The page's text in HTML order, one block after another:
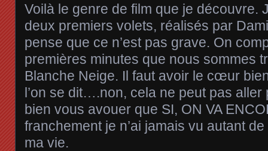
Voilà le genre de film que je découvre.
deux premiers volets, réalisés par
pense que ce n’est pas grave. On
premières minutes que nous sommes
Blanche Neige. Il faut avoir le cœur
l’on se dit….non, cela ne peut pas aller
bien vous avouer que SI, ON VA
franchement je n’ai jamais vu autant
ma vie.